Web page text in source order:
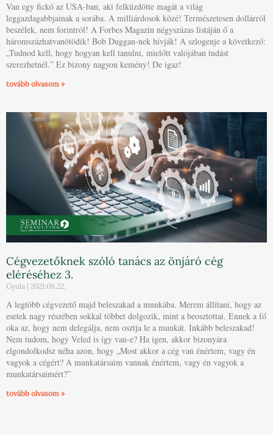
Van egy fickó az USA-ban, aki felküzdötte magát a világ
leggazdagabbjainak a sorába. A milliárdosok közé! Természetesen dollárról
beszélek, nem forintról! A Forbes Magazin négyszázas listáján ő a
háromszázhatvanötödik! Bob Duggan-nek hívják! A szlogenje a következő:
„Tudnod kell, hogy hogyan kell tanulni, mielőtt valójában tudást
szerezhetnél.” Ez bizony nagyon kemény! De igaz!
tovább olvasom »
Cégvezetőknek szóló tanács az önjáró cég
eléréséhez 3.
Gyula 2021.09.22.
A legtöbb cégvezető majd beleszakad a munkába. Merem állítani, hogy az
esetek nagy részében sokkal többet dolgozik, mint a beosztottai. Ennek a fő
oka az, hogy nem delegálja, nem osztja le a munkát. Inkább beleszakad!
Nem tudom, hogy Veled is így van-e? Ha igen, akkor bizonyára
elgondolkodsz néha azon, hogy „Most akkor a cég van énértem, vagy én
vagyok a cégért? A munkatársaim vannak énértem, vagy én vagyok a
munkatársaimért?”
tovább olvasom »